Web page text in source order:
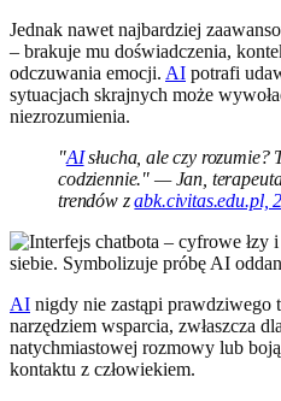
Jednak nawet najbardziej
– brakuje mu doświadczenia,
odczuwania emocji. AI potrafi
sytuacjach skrajnych może
niezrozumienia.
"AIsłucha, ale czy rozumie?
codziennie." — Jan,
trendów zabk.civitas.edu.pl,
AI nigdy nie zastąpi prawdziwego
narzędziem wsparcia, zwłaszcza
natychmiastowej rozmowy lub
kontaktu z człowiekiem.